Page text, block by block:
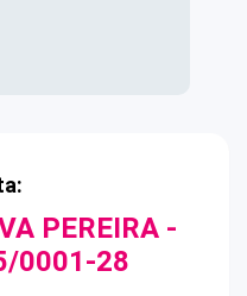
PEREIRA -
0001-28